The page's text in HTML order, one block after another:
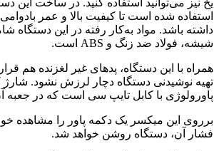
استفاده شده است تا کیفیت بالا و عمر
داشته باشد. مواد به‌کار رفته در این دستگاه
شیشه، فولاد ضد زنگ و ABS است.
همراه با این دستگاه، پدهای غیر لغزنده هم قرار
تهیه نوشیدنی دستگاه دچار لرزش نشود.
پاورولوژی با کابل تایپ سی است که در جعبه
برروی این میکسر یک دکمه پاور را مشاهده
فشار آن، دستگاه روشن خواهد شد.